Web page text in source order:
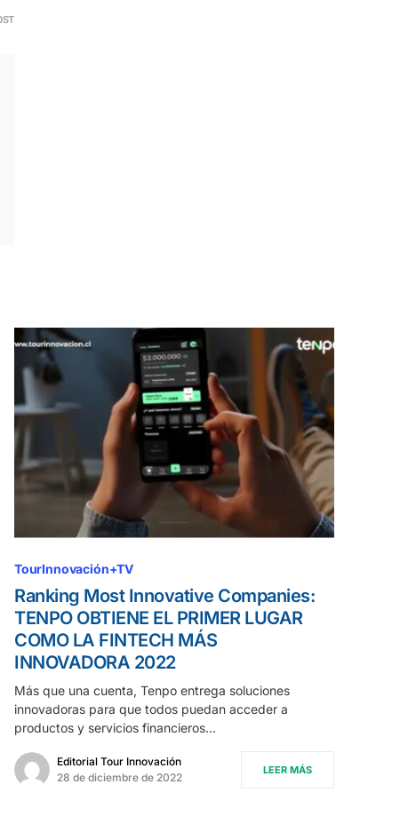
TourInnovación+TV
Ranking Most Innovative Companies:
TENPO OBTIENE EL PRIMER LUGAR
COMO LA FINTECH MÁS
INNOVADORA 2022
Más que una cuenta, Tenpo entrega soluciones
innovadoras para que todos puedan acceder a
productos y servicios financieros…
Editorial Tour Innovación
28 de diciembre de 2022
LEER MÁS